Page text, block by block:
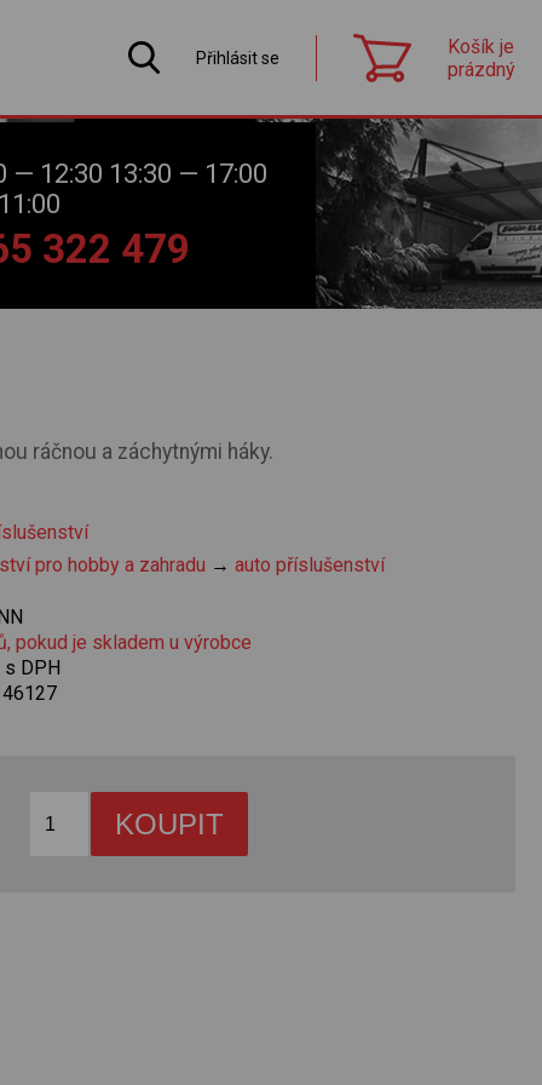
Přihlásit se
Košík je
prázdný
— 12:30 13:30 — 17:00
322 479
ráčnou a záchytnými háky.
pro hobby a zahradu →auto příslušenství
pokud je skladem u výrobce
s DPH